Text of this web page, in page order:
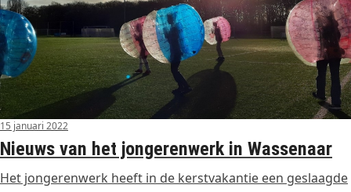
15 januari 2022
Nieuws van het jongerenwerk in Wassenaar
Het jongerenwerk heeft in de kerstvakantie een geslaagde